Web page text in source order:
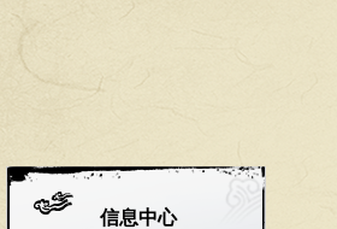
信息中心